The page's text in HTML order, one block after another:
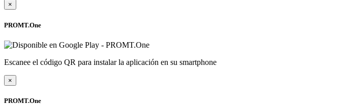
×
PROMT.One
Escanee el código QR para instalar la aplicación en su smartphone
×
PROMT.One